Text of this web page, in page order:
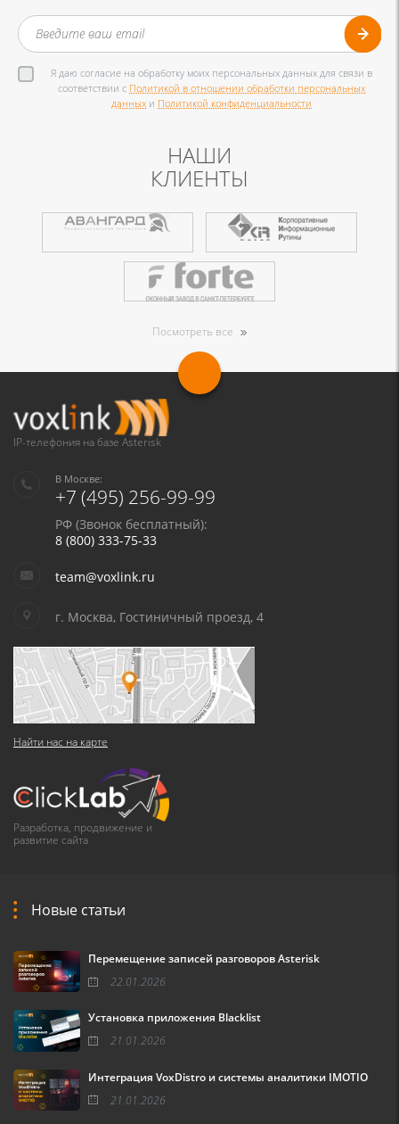
Я даю согласие на обработку моих персональных данных для связи в
соответствии с Политикой в отношении обработки персональных
данных и Политикой конфиденциальности
НАШИ
КЛИЕНТЫ
Посмотреть все
IP-телефония на базе Asterisk
В Москве:
+7 (495) 256-99-99
РФ (Звонок бесплатный):
8 (800) 333-75-33
team@voxlink.ru
г. Москва, Гостиничный проезд, 4
Найти нас на карте
Разработка, продвижение и
развитие сайта
Новые статьи
Перемещение записей разговоров Asterisk
22.01.2026
Установка приложения Blacklist
21.01.2026
Интеграция VoxDistro и системы аналитики IMOTIO
21.01.2026